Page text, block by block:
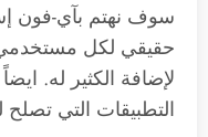
سوف نهتم بآي-فون
حقيقي لكل مستخدمي
لإضافة الكثير له.
التطبيقات التي تصلح